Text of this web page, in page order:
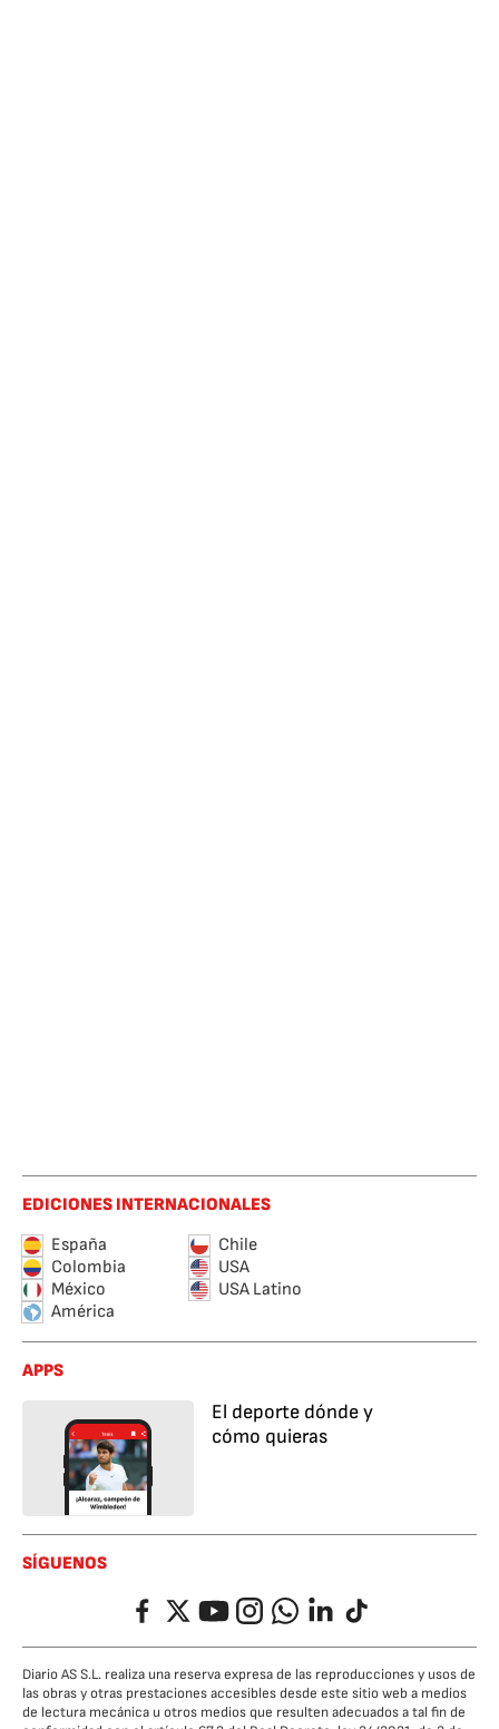
EDICIONES INTERNACIONALES
España
Chile
Colombia
USA
México
USA Latino
América
APPS
El deporte dónde y
cómo quieras
SÍGUENOS
FacebookTwitterYouTubeInstagramWhatsappLinkedIn
TikTok
Diario AS S.L. realiza una reserva expresa de las reproducciones y usos de
las obras y otras prestaciones accesibles desde este sitio web a medios
de lectura mecánica u otros medios que resulten adecuados a tal fin de